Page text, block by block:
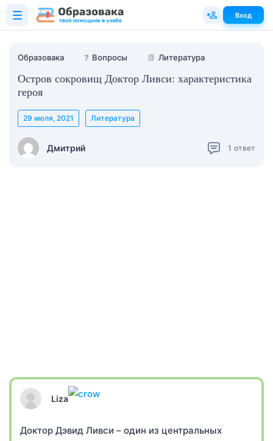
Образовака ❓ Вопросы 📗 Литература
Остров сокровищ Доктор Ливси: характеристика
героя
Дмитрий
29 июля, 2021 Литература
1 ответ
Liza
Доктор Дэвид Ливси – один из центральных
Вход